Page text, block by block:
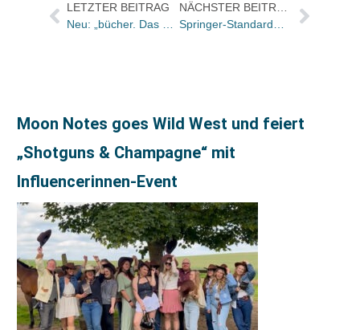
LETZTER BEITRAG
Neu: „bücher. Das Magazin zum Lesen“
NÄCHSTER BEITRAG
Springer-Standardwerk „Lanz/Wachsmuth“ wieder vollständig lieferbar
Moon Notes goes Wild West und feiert
„Shotguns & Champagne“ mit
Influencerinnen-Event